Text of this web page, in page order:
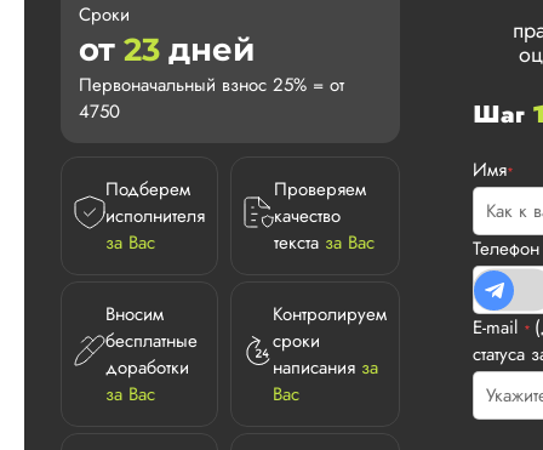
Сроки
от 23 дней
Первоначальный взнос 25% = от
4750
Подберем
исполнителя
за Вас
Проверяем
качество
текста за Вас
Вносим
бесплатные
доработки
за Вас
Контролируем
сроки
написания за
Вас
Шаг
Имя*
E-mail *
статуса